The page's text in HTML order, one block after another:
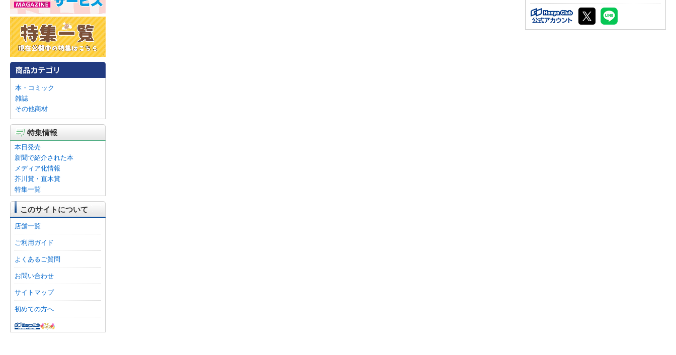
本・コミック
雑誌
その他商材
特集情報
本日発売
新聞で紹介された本
メディア化情報
芥川賞・直木賞
特集一覧
このサイトについて
店舗一覧
ご利用ガイド
よくあるご質問
お問い合わせ
サイトマップ
初めての方へ